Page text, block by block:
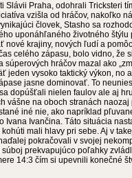
Slávii Praha, odohrali Tricksteri
vzišla od hráčov, nakoľko
človek, Stasho sa
uponáhľaného životného štýlu
nové krajiny, nových ľudí a
celého zápasu, bolo vidno, že
súperových hráčov mazal ako
jeden vysoko taktický výkon, no
jasne dominovať. To
dopúšťali nielen faulov ale aj
vášne na oboch stranách
iné nie, ako napríklad
Ivana Ivančina. Táto situácia
mali hlavy pri sebe. Aj v
pokračovali v svojej
súboj prekvapujúco poľahky
14:3 čím si upevnili konečné